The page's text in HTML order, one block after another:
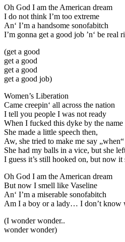
Oh God I am the American dream
I do not think I’m too extreme
An‘ I’m a handsome sonofabitch
I’m gonna get a good job ’n‘ be real
(get a good
get a good
get a good
get a good job)
Women’s Liberation
Came creepin‘ all across the nation
I tell you people I was not ready
When I fucked this dyke by the
She made a little speech then,
Aw, she tried to make me say „when“
She had my balls in a vice, but she
I guess it’s still hooked on, but now
Oh God I am the American dream
But now I smell like Vaseline
An‘ I’m a miserable sonofabitch
Am I a boy or a lady… I don’t know
(I wonder wonder..
wonder wonder)